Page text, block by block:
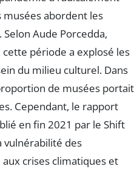
musées abordent les
Aude Porcedda,
période a explosé les
du milieu culturel. Dans
de musées portait
Cependant, le rapport
en fin 2021 par le Shift
vulnérabilité des
crises climatiques et